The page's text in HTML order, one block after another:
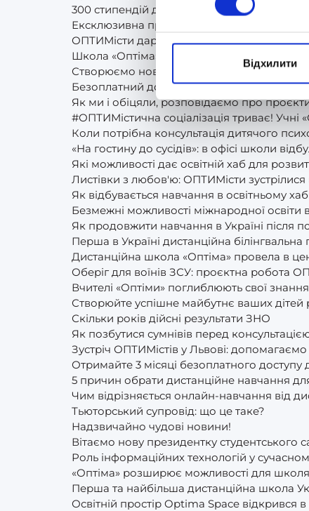
Відхилити
300 стипендій для школярів України
Ексклюзивна програма від Amazon тільки
ОПТИМісти дарують всю свою любов і
Школа «Оптіма» отримала сертифікат
Створюємо новорічний настрій разом!
Безоплатний доступ до навчальної
Як ми і обіцяли, розповідаємо про
#ОПТИМістична соціалізація триває! Учні
Коли потрібна консультація дитячого
«На гостину до сусідів»: в офісі школи
Які можливості дає освітній хаб для
Листівки з любов'ю: ОПТИМісти
Як відбувається навчання в освітньому
Безмежні можливості міжнародної освіти
Як продовжити навчання в Україні після
Перша в Україні дистанційна
Дистанційна школа «Оптіма» провела в
Оберіг для воїнів ЗСУ: проєктна робота
Вчителі «Оптіми» поглиблюють свої
Створюйте успішне майбутнє ваших дітей
Скільки років дійсні результати ЗНО
Як позбутися сумнівів перед
Зустріч ОПТИМістів у Львові:
Отримайте 3 місяці безоплатного доступу
5 причин обрати дистанційне навчання
Чим відрізняється онлайн-навчання від
Тьюторський супровід: що це таке?
Надзвичайно чудові новини!
Вітаємо нову президентку студентського
Роль інформаційних технологій у
«Оптіма» розширює можливості для
Перша та найбільша дистанційна школа
Освітній простір Optima Space відкрився в